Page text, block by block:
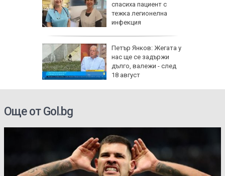
спасиха пациент с
тежка легионелна
инфекция
Петър Янков: Жегата у
нас ще се задържи
дълго, валежи - след
18 август
Още от Gol.bg